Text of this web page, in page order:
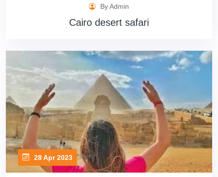
By Admin
Cairo desert safari
28 Apr 2023